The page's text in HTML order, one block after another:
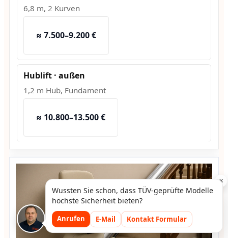
6,8 m, 2 Kurven
≈ 7.500–9.200 €
Hublift · außen
1,2 m Hub, Fundament
≈ 10.800–13.500 €
×
Wussten Sie schon, dass TÜV-geprüfte Modelle
höchste Sicherheit bieten?
Anrufen E-Mail Kontakt Formular